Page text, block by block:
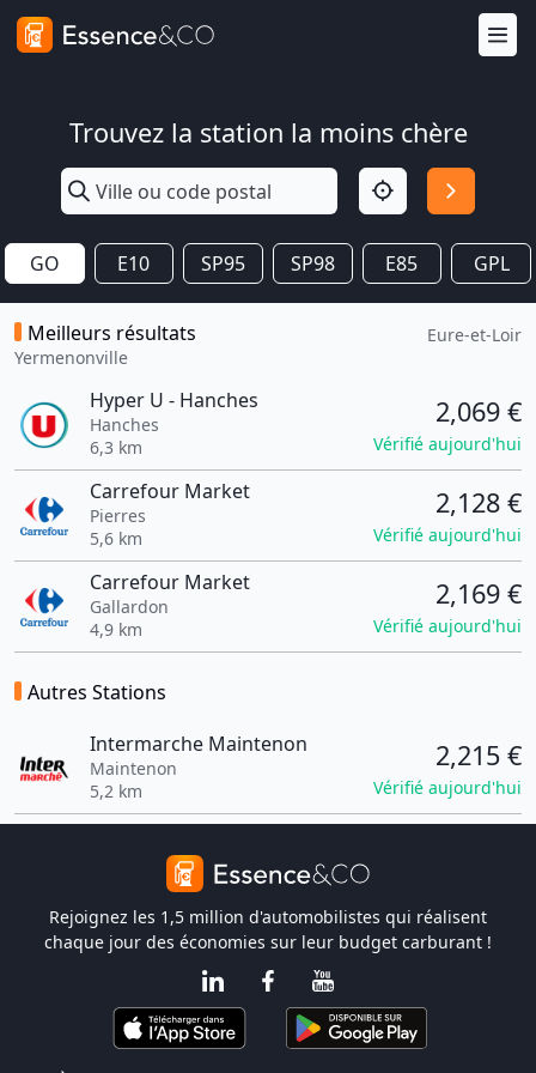
Trouvez la station la moins chère
GO E10 SP95 SP98 E85 GPL
Meilleurs résultats
Yermenonville
Eure-et-Loir
Hyper U - Hanches
Hanches
6,3 km
2,069 €
Vérifié aujourd'hui
Carrefour Market
Pierres
5,6 km
2,128 €
Vérifié aujourd'hui
Carrefour Market
Gallardon
4,9 km
2,169 €
Vérifié aujourd'hui
Autres Stations
Intermarche Maintenon
Maintenon
5,2 km
2,215 €
Vérifié aujourd'hui
Rejoignez les 1,5 million d'automobilistes qui réalisent
chaque jour des économies sur leur budget carburant !